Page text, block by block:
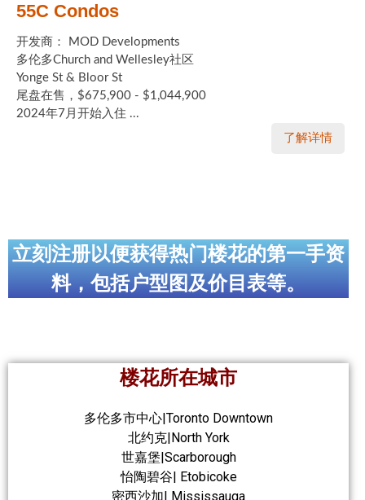
55C Condos
开发商： MOD Developments
多伦多Church and Wellesley社区
Yonge St & Bloor St
尾盘在售，$675,900 - $1,044,900
2024年7月开始入住 ...
了解详情
立刻注册以便获得热门楼花的第一手资
料，包括户型图及价目表等。
楼花所在城市
多伦多市中心|Toronto Downtown
北约克|North York
世嘉堡|Scarborough
怡陶碧谷| Etobicoke
密西沙加| Mississauga